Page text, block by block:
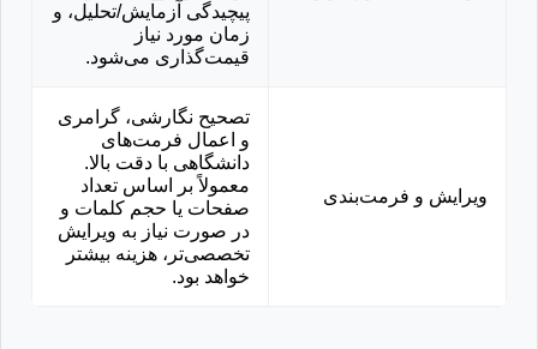
پیچیدگی آزمایش/تحلیل، و
زمان مورد نیاز
قیمت‌گذاری می‌شود.
ویرایش و فرمت‌بندی
تصحیح نگارشی، گرامری
و اعمال فرمت‌های
دانشگاهی با دقت بالا.
معمولاً بر اساس تعداد
صفحات یا حجم کلمات و
در صورت نیاز به ویرایش
تخصصی‌تر، هزینه بیشتر
خواهد بود.